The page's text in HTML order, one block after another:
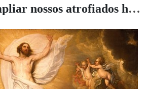
Ascensão: ampliar nossos atrofiados horizontes